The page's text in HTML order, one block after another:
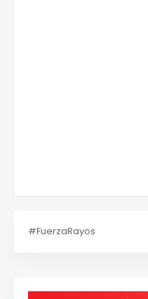
#FuerzaRayos